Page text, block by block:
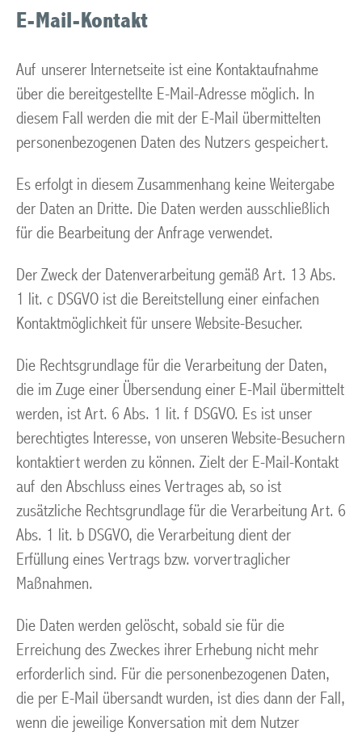
E-Mail-Kontakt
Auf unserer Internetseite ist eine Kontaktaufnahme
über die bereitgestellte E-Mail-Adresse möglich. In
diesem Fall werden die mit der E-Mail übermittelten
personenbezogenen Daten des Nutzers gespeichert.
Es erfolgt in diesem Zusammenhang keine Weitergabe
der Daten an Dritte. Die Daten werden ausschließlich
für die Bearbeitung der Anfrage verwendet.
Der Zweck der Datenverarbeitung gemäß Art. 13 Abs.
1 lit. c DSGVO ist die Bereitstellung einer einfachen
Kontaktmöglichkeit für unsere Website-Besucher.
Die Rechtsgrundlage für die Verarbeitung der Daten,
die im Zuge einer Übersendung einer E-Mail übermittelt
werden, ist Art. 6 Abs. 1 lit. f DSGVO. Es ist unser
berechtigtes Interesse, von unseren Website-Besuchern
kontaktiert werden zu können. Zielt der E-Mail-Kontakt
auf den Abschluss eines Vertrages ab, so ist
zusätzliche Rechtsgrundlage für die Verarbeitung Art. 6
Abs. 1 lit. b DSGVO, die Verarbeitung dient der
Erfüllung eines Vertrags bzw. vorvertraglicher
Maßnahmen.
Die Daten werden gelöscht, sobald sie für die
Erreichung des Zweckes ihrer Erhebung nicht mehr
erforderlich sind. Für die personenbezogenen Daten,
die per E-Mail übersandt wurden, ist dies dann der Fall,
wenn die jeweilige Konversation mit dem Nutzer